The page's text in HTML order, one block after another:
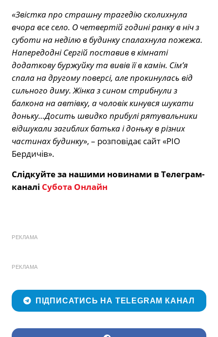
«Звістка про страшну трагедію сколихнула
вчора все село. О четвертій годині ранку в ніч з
суботи на неділю в будинку спалахнула пожежа.
Напередодні Сергій поставив в кімнаті
додаткову буржуйку та вивів її в камін. Сім’я
спала на другому поверсі, але прокинулась від
сильного диму. Жінка з сином стрибнули з
балкона на автівку, а чоловік кинувся шукати
доньку…Досить швидко прибулі рятувальники
відшукали загиблих батька і доньку в різних
частинах будинку», – розповідає сайт «РІО
Бердичів».
Слідкуйте за нашими новинами в Телеграм-
каналі Субота Онлайн
РЕКЛАМА
РЕКЛАМА
ПІДПИСАТИСЬ НА TELEGRAM КАНАЛ